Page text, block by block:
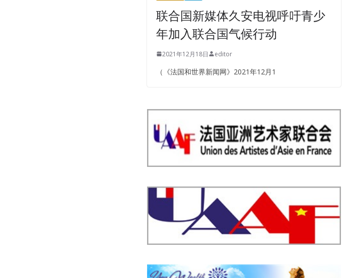
联合国新媒体久安电视呼吁青少
年加入联合国气候行动
2021年12月18日 editor
（《法国和世界新闻网》2021年12月1